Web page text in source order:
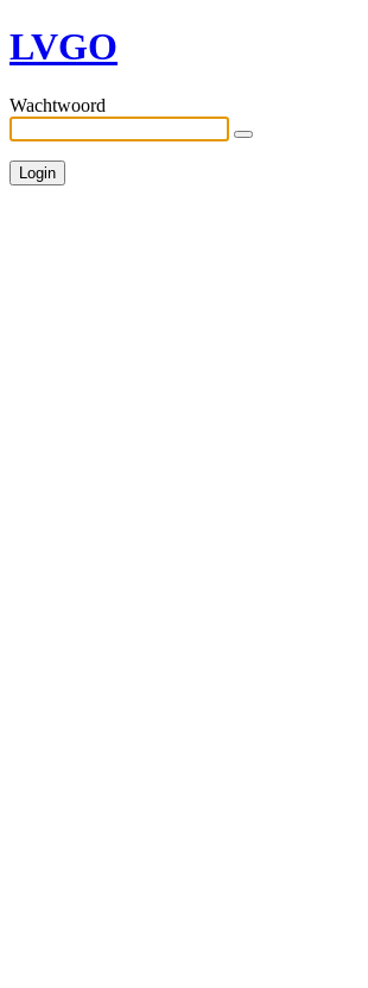
LVGO
Wachtwoord